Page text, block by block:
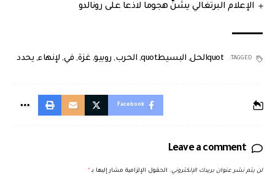
الإعلام البرتغالي يشنّ هجوما لاذعا على رونالدو
TAGGED: quotالحل , البسيطquot , الحرب, روبيو, غزة, في, لإنهاء, يحدد
Facebook
Leave a comment
لن يتم نشر عنوان بريدك الإلكتروني. الحقول الإلزامية مشار إليها بـ *